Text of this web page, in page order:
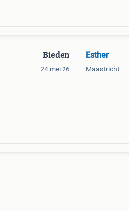
Bieden
24 mei 26
Esther
Maastricht